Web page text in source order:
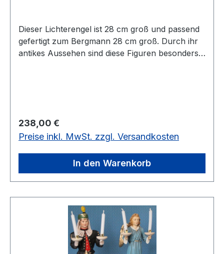
Dieser Lichterengel ist 28 cm groß und passend
gefertigt zum Bergmann 28 cm groß. Durch ihr
antikes Aussehen sind diese Figuren besonders
Regulärer Preis:
238,00 €
Preise inkl. MwSt. zzgl. Versandkosten
In den Warenkorb